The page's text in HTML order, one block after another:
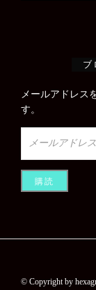
ブ
メールアドレス
す。
ー
ル
ド
© Copyright by